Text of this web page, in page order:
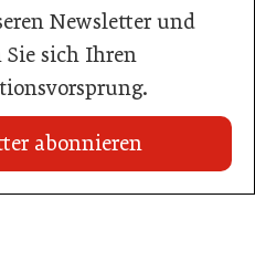
Newsletter und
Sie sich Ihren
abonnieren
Tourismus-Idee